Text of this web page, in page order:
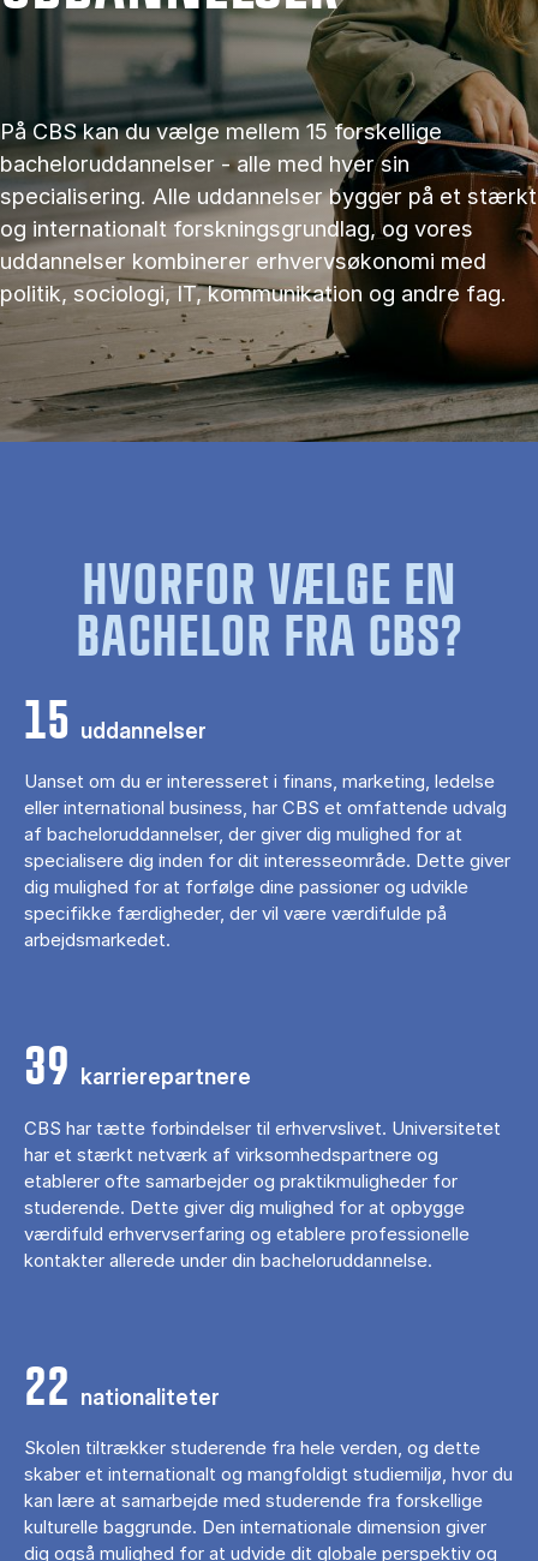
På CBS kan du vælge mellem 15 forskellige
bacheloruddannelser - alle med hver sin
specialisering. Alle uddannelser bygger på et stærkt
og internationalt forskningsgrundlag, og vores
uddannelser kombinerer erhvervsøkonomi med
politik, sociologi, IT, kommunikation og andre fag.
HVORFOR VÆLGE EN
BACHELOR FRA CBS?
15 uddannelser
Uanset om du er interesseret i finans, marketing, ledelse
eller international business, har CBS et omfattende udvalg
af bacheloruddannelser, der giver dig mulighed for at
specialisere dig inden for dit interesseområde. Dette giver
dig mulighed for at forfølge dine passioner og udvikle
specifikke færdigheder, der vil være værdifulde på
arbejdsmarkedet.
39 karrierepartnere
CBS har tætte forbindelser til erhvervslivet. Universitetet
har et stærkt netværk af virksomhedspartnere og
etablerer ofte samarbejder og praktikmuligheder for
studerende. Dette giver dig mulighed for at opbygge
værdifuld erhvervserfaring og etablere professionelle
kontakter allerede under din bacheloruddannelse.
22 nationaliteter
Skolen tiltrækker studerende fra hele verden, og dette
skaber et internationalt og mangfoldigt studiemiljø, hvor du
kan lære at samarbejde med studerende fra forskellige
kulturelle baggrunde. Den internationale dimension giver
dig også mulighed for at udvide dit globale perspektiv og